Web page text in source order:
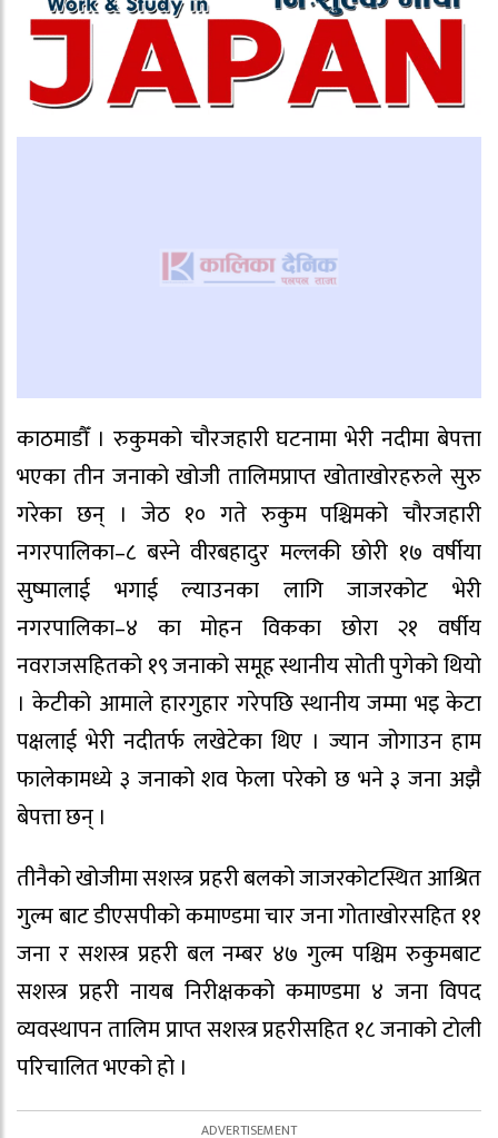
काठमाडौँ । रुकुमको चौरजहारी घटनामा भेरी नदीमा बेपत्ता
भएका तीन जनाको खोजी तालिमप्राप्त खोताखोरहरुले सुरु
गरेका छन् । जेठ १० गते रुकुम पश्चिमको चौरजहारी
नगरपालिका–८ बस्ने वीरबहादुर मल्लकी छोरी १७ वर्षीया
सुष्मालाई भगाई ल्याउनका लागि जाजरकोट भेरी
नगरपालिका–४ का मोहन विकका छोरा २१ वर्षीय
नवराजसहितको १९ जनाको समूह स्थानीय सोती पुगेको थियो
। केटीको आमाले हारगुहार गरेपछि स्थानीय जम्मा भइ केटा
पक्षलाई भेरी नदीतर्फ लखेटेका थिए । ज्यान जोगाउन हाम
फालेकामध्ये ३ जनाको शव फेला परेको छ भने ३ जना अझै
बेपत्ता छन् ।
तीनैको खोजीमा सशस्त्र प्रहरी बलको जाजरकोटस्थित आश्रित
गुल्म बाट डीएसपीको कमाण्डमा चार जना गोताखोरसहित ११
जना र सशस्त्र प्रहरी बल नम्बर ४७ गुल्म पश्चिम रुकुमबाट
सशस्त्र प्रहरी नायब निरीक्षकको कमाण्डमा ४ जना विपद
व्यवस्थापन तालिम प्राप्त सशस्त्र प्रहरीसहित १८ जनाको टोली
परिचालित भएको हो ।